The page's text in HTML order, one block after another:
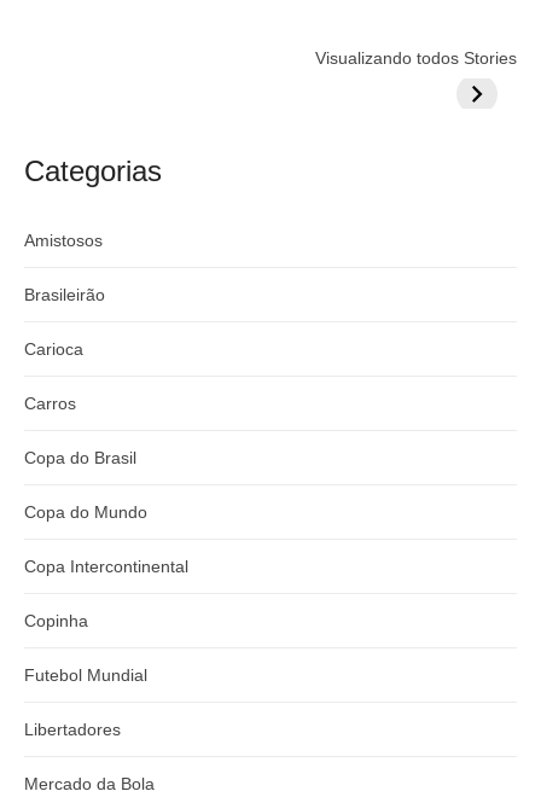
Visualizando todos Stories
argentino
Globo quer
Lesão
do
Categorias
Amistosos
Brasileirão
Carioca
Carros
Copa do Brasil
Copa do Mundo
Copa Intercontinental
Copinha
Futebol Mundial
Libertadores
Mercado da Bola